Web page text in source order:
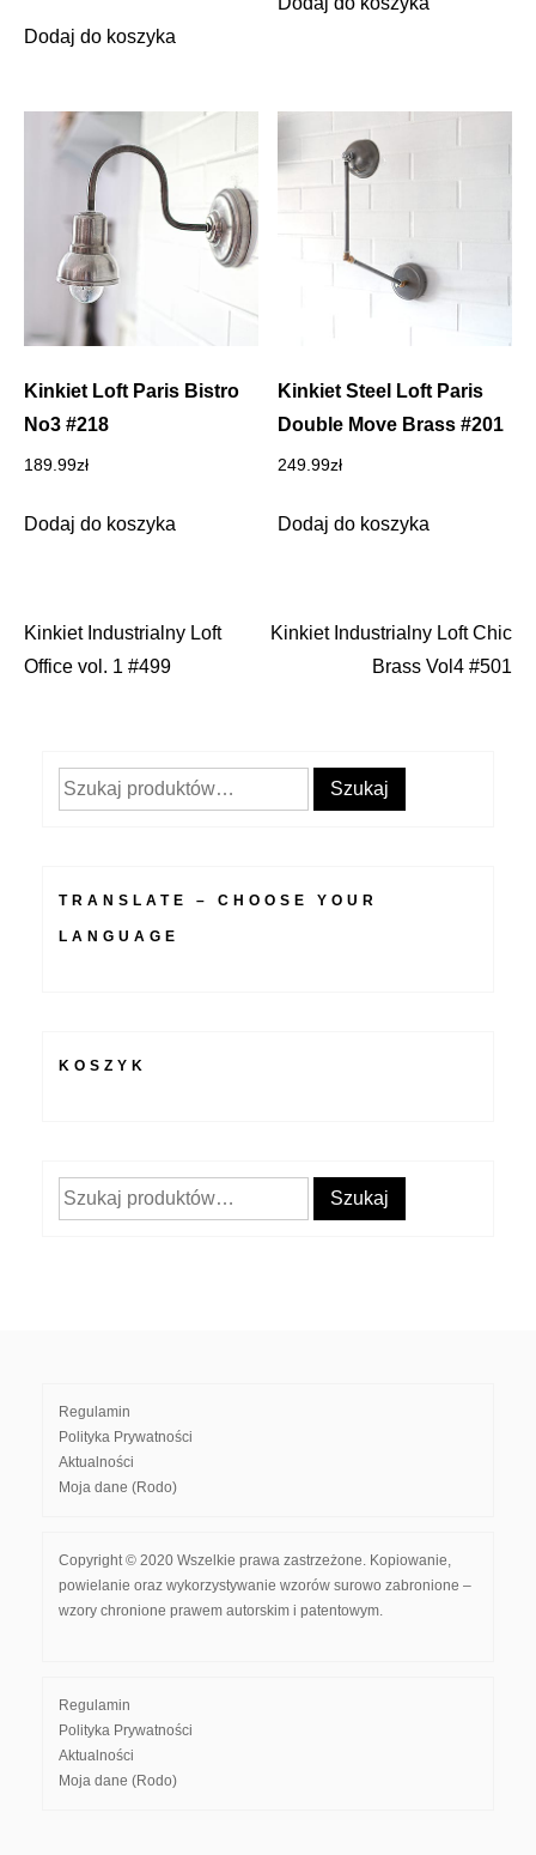
Dodaj do koszyka
Kinkiet Loft Paris Bistro
No3 #218
189.99zł
Dodaj do koszyka
Kinkiet Steel Loft Paris
Double Move Brass #201
249.99zł
Dodaj do koszyka
Nawigacja
Kinkiet Industrialny Loft
Office vol. 1 #499
Kinkiet Industrialny Loft Chic
Brass Vol4 #501
Szukaj: Szukaj
TRANSLATE – CHOOSE YOUR
LANGUAGE
KOSZYK
Szukaj: Szukaj
Regulamin
Polityka Prywatności
Aktualności
Moja dane (Rodo)
Copyright © 2020 Wszelkie prawa zastrzeżone. Kopiowanie,
powielanie oraz wykorzystywanie wzorów surowo zabronione –
wzory chronione prawem autorskim i patentowym.
Regulamin
Polityka Prywatności
Aktualności
Moja dane (Rodo)